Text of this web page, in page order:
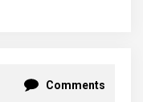
Comments